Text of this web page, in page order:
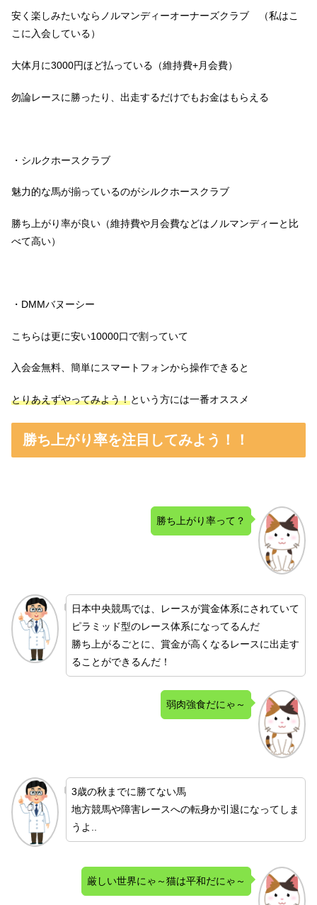
安く楽しみたいならノルマンディーオーナーズクラブ （私はこ
こに入会している）
大体月に3000円ほど払っている（維持費+月会費）
勿論レースに勝ったり、出走するだけでもお金はもらえる
・シルクホースクラブ
魅力的な馬が揃っているのがシルクホースクラブ
勝ち上がり率が良い（維持費や月会費などはノルマンディーと比
べて高い）
・DMMバヌーシー
こちらは更に安い10000口で割っていて
入会金無料、簡単にスマートフォンから操作できると
とりあえずやってみよう！という方には一番オススメ
勝ち上がり率を注目してみよう！！
勝ち上がり率って？
日本中央競馬では、レースが賞金体系にされていて
ピラミッド型のレース体系になってるんだ
勝ち上がるごとに、賞金が高くなるレースに出走す
ることができるんだ！
弱肉強食だにゃ～
3歳の秋までに勝てない馬
地方競馬や障害レースへの転身か引退になってしま
うよ..
厳しい世界にゃ～猫は平和だにゃ～